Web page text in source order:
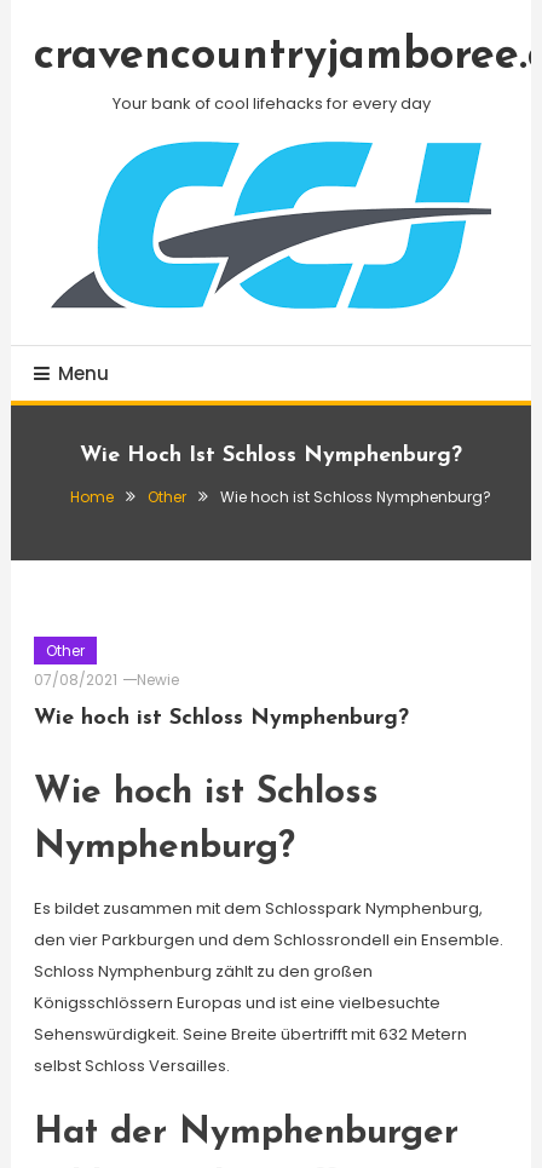
Your bank of cool lifehacks for every day
Menu
Wie Hoch Ist Schloss Nymphenburg?
Home Other Wie hoch ist Schloss Nymphenburg?
Other
07/08/2021
Newie
Wie hoch ist Schloss Nymphenburg?
Wie hoch ist Schloss
Nymphenburg?
Es bildet zusammen mit dem Schlosspark Nymphenburg,
den vier Parkburgen und dem Schlossrondell ein Ensemble.
Schloss Nymphenburg zählt zu den großen
Königsschlössern Europas und ist eine vielbesuchte
Sehenswürdigkeit. Seine Breite übertrifft mit 632 Metern
selbst Schloss Versailles.
Hat der Nymphenburger